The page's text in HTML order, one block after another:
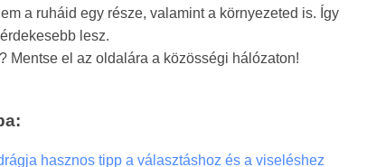
a ruháid egy része, valamint a környezeted is. Így
lesz.
Mentse el az oldalára a közösségi hálózaton!
hasznos tipp a választáshoz és a viseléshez